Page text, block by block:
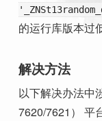
的运行库版本过
解决方法
以下解决办法中
7620/7621） 平